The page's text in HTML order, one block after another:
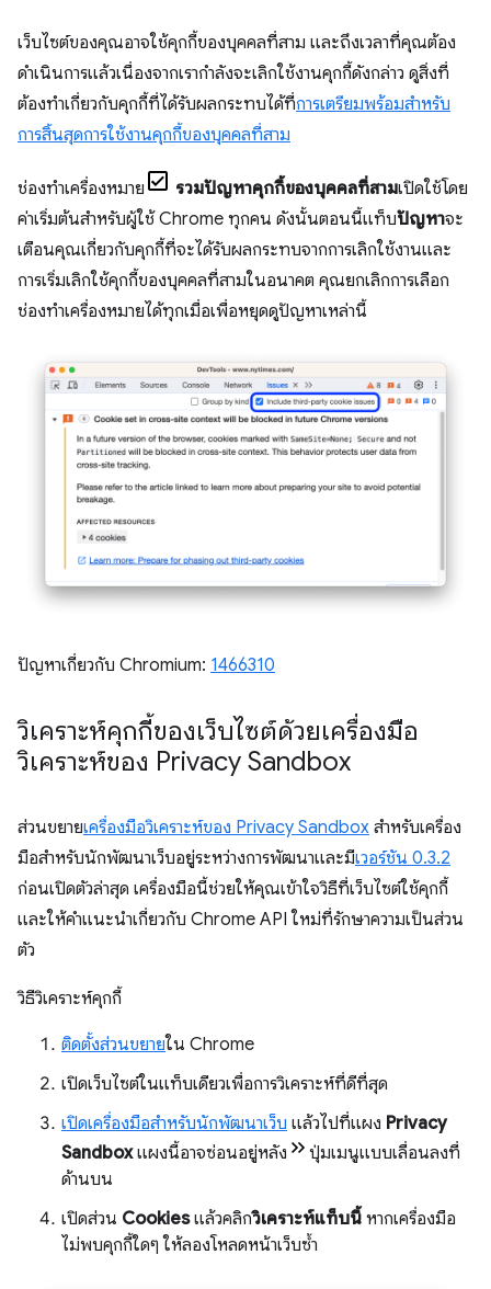
เว็บไซต์ของคุณอาจใช้คุกกี้ของบุคคลที่สาม และถึงเวลาที่คุณต้อง
ดำเนินการแล้วเนื่องจากเรากำลังจะเลิกใช้งานคุกกี้ดังกล่าว ดูสิ่งที่
ต้องทำเกี่ยวกับคุกกี้ที่ได้รับผลกระทบได้ที่การเตรียมพร้อมสำหรับ
การสิ้นสุดการใช้งานคุกกี้ของบุคคลที่สาม
ช่องทําเครื่องหมาย รวมปัญหาคุกกี้ของบุคคลที่สามเปิดใช้โดย
ค่าเริ่มต้นสําหรับผู้ใช้ Chrome ทุกคน ดังนั้นตอนนี้แท็บปัญหาจะ
เตือนคุณเกี่ยวกับคุกกี้ที่จะได้รับผลกระทบจากการเลิกใช้งานและ
การเริ่มเลิกใช้คุกกี้ของบุคคลที่สามในอนาคต คุณยกเลิกการเลือก
ช่องทำเครื่องหมายได้ทุกเมื่อเพื่อหยุดดูปัญหาเหล่านี้
ปัญหาเกี่ยวกับ Chromium: 1466310
วิเคราะห์คุกกี้ของเว็บไซต์ด้วยเครื่องมือ
วิเคราะห์ของ Privacy Sandbox
ส่วนขยายเครื่องมือวิเคราะห์ของ Privacy Sandbox สำหรับเครื่อง
มือสำหรับนักพัฒนาเว็บอยู่ระหว่างการพัฒนาและมีเวอร์ชัน 0.3.2
ก่อนเปิดตัวล่าสุด เครื่องมือนี้ช่วยให้คุณเข้าใจวิธีที่เว็บไซต์ใช้คุกกี้
และให้คำแนะนำเกี่ยวกับ Chrome API ใหม่ที่รักษาความเป็นส่วน
ตัว
วิธีวิเคราะห์คุกกี้
ติดตั้งส่วนขยายใน Chrome
เปิดเว็บไซต์ในแท็บเดียวเพื่อการวิเคราะห์ที่ดีที่สุด
เปิดเครื่องมือสำหรับนักพัฒนาเว็บ แล้วไปที่แผง Privacy
Sandboxแผงนี้อาจซ่อนอยู่หลัง
ปุ่มเมนูแบบเลื่อนลงที่
ด้านบน
เปิดส่วน Cookiesแล้วคลิกวิเคราะห์แท็บนี้ หากเครื่องมือ
ไม่พบคุกกี้ใดๆ ให้ลองโหลดหน้าเว็บซ้ำ